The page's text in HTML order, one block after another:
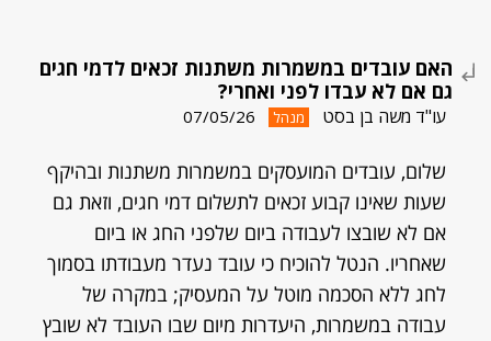
האם עובדים במשמרות משתנות זכאים לדמי חגים
גם אם לא עבדו לפני ואחרי?
עו"ד משה בן בסט מנהל 07/05/26
שלום, עובדים המועסקים במשמרות משתנות ובהיקף
שעות שאינו קבוע זכאים לתשלום דמי חגים, וזאת גם
אם לא שובצו לעבודה ביום שלפני החג או ביום
שאחריו. הנטל להוכיח כי עובד נעדר מעבודתו בסמוך
לחג ללא הסכמה מוטל על המעסיק; במקרה של
עבודה במשמרות, היעדרות מיום שבו העובד לא שובץ